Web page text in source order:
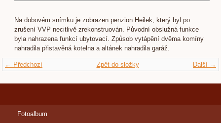
Na dobovém snímku je zobrazen penzion Heilek, který byl po
zrušení VVP necitlivě zrekonstruován. Původní obslužná funkce
byla nahrazena funkcí ubytovací. Způsob vytápění dvěma komíny
nahradila přistavěná kotelna a altánek nahradila garáž.
← Předchozí Další →
Zpět do složky
Fotoalbum